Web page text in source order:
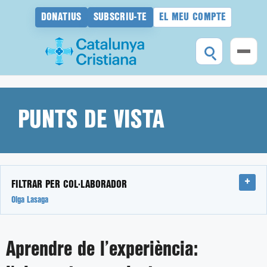
DONATIUS SUBSCRIU-TE EL MEU COMPTE
contingutPUNTS DE VISTA
FILTRAR PER COL·LABORADOR
Olga Lasaga
Aprendre de l’experiència: